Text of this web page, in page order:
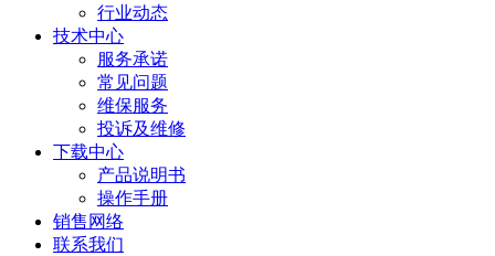
行业动态
技术中心
服务承诺
常见问题
维保服务
投诉及维修
下载中心
产品说明书
操作手册
销售网络
联系我们